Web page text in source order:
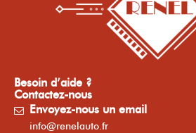
Besoin d’aide ?
Contactez-nous
Envoyez-nous un email
info@renelauto.fr